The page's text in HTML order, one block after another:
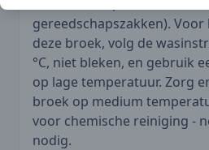
gereedschapszakken).
deze broek, volg de
°C, niet bleken, en gebruik
op lage temperatuur. Zorg
broek op medium
voor chemische reiniging -
nodig.